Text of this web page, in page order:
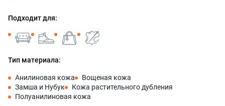
Подходит для:
Тип материала:
Анилиновая кожа
Вощеная кожа
Замша и Нубук
Кожа растительного дубления
Полуанилиновая кожа